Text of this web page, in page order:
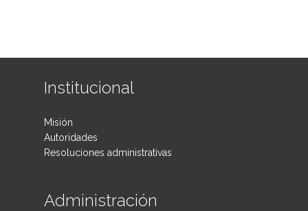
Institucional
Misión
Autoridades
Resoluciones administrativas
Administración